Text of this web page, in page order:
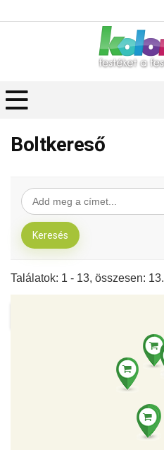
Boltkereső
Találatok: 1 - 13, összesen: 13.